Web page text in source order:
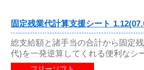
固定残業代計算支援シート
総支給額と諸手当の合計から固定
代)を一発逆算してくれる便利なシ